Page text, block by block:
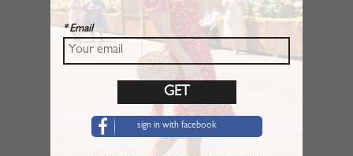
* Email
sign in with facebook